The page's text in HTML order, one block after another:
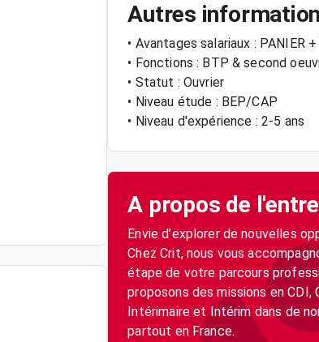
Autres
• Avantages salariaux : PANIER
• Fonctions : BTP & second
• Statut : Ouvrier
• Niveau étude : BEP/CAP
• Niveau d'expérience : 2-5 ans
A propos de
Envie d’explorer de nouvelles
Chez Crit, nous vous
étape de votre parcours
proposons des missions en CDI,
Intérimaire et Intérim dans de
partout en France.